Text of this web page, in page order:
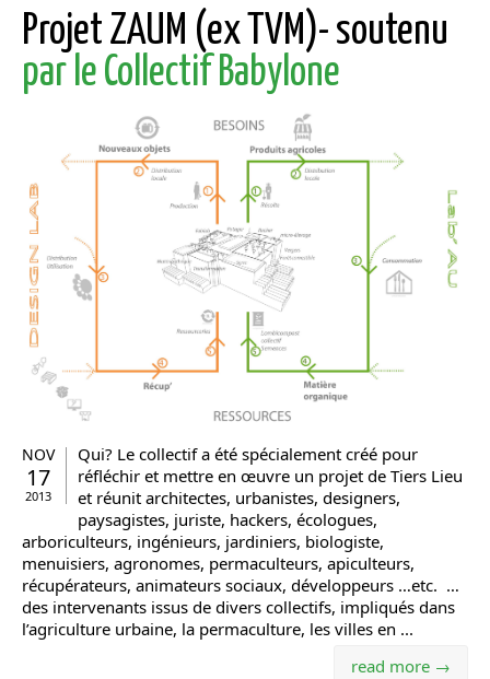
Projet ZAUM (ex TVM)- soutenu
par le Collectif Babylone
NOV
17
2013
Qui? Le collectif a été spécialement créé pour
réfléchir et mettre en œuvre un projet de Tiers Lieu
et réunit architectes, urbanistes, designers,
paysagistes, juriste, hackers, écologues,
arboriculteurs, ingénieurs, jardiniers, biologiste,
menuisiers, agronomes, permaculteurs, apiculteurs,
récupérateurs, animateurs sociaux, développeurs …etc. …
des intervenants issus de divers collectifs, impliqués dans
l’agriculture urbaine, la permaculture, les villes en ...
read more →